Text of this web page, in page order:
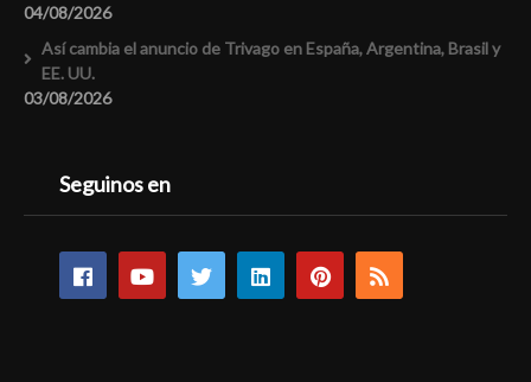
04/08/2026
Así cambia el anuncio de Trivago en España, Argentina, Brasil y
EE. UU.
03/08/2026
Seguinos en